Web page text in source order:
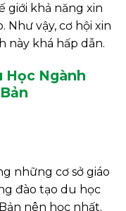
giới khả năng xin
Như vậy, cơ hội xin
này khá hấp dẫn.
Học Ngành
những cơ sở giáo
đào tạo du học
nên học nhất.